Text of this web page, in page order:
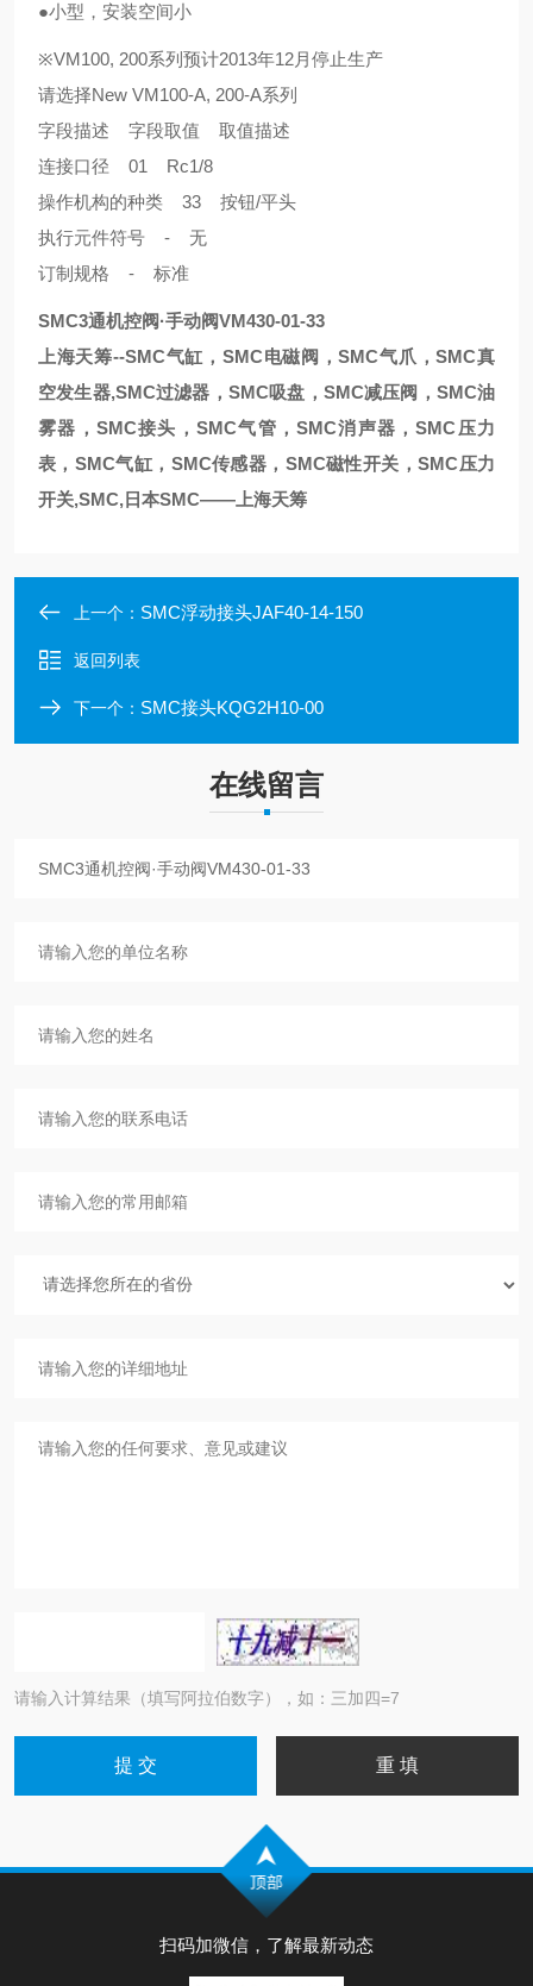
●小型，安装空间小
※VM100, 200系列预计2013年12月停止生产
请选择New VM100-A, 200-A系列
字段描述 字段取值 取值描述
连接口径 01 Rc1/8
操作机构的种类 33 按钮/平头
执行元件符号 - 无
订制规格 - 标准
SMC3通机控阀·手动阀VM430-01-33
上海天筹--SMC气缸，SMC电磁阀，SMC气爪，SMC真
空发生器,SMC过滤器，SMC吸盘，SMC减压阀，SMC油
雾器，SMC接头，SMC气管，SMC消声器，SMC压力
表，SMC气缸，SMC传感器，SMC磁性开关，SMC压力
开关,SMC,日本SMC——上海天筹
上一个： SMC浮动接头JAF40-14-150
返回列表
下一个： SMC接头KQG2H10-00
在线留言
请输入计算结果（填写阿拉伯数字），如：三加四=7
扫码加微信，了解最新动态